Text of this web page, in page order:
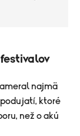
najmä
ktoré
než o akú